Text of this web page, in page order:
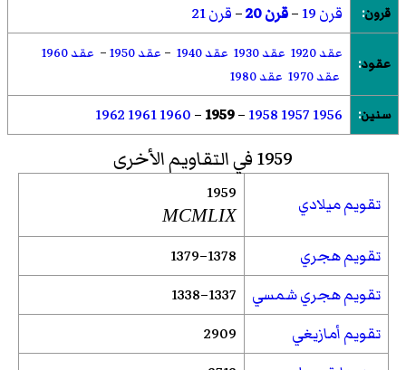
قرون: قرن 19 –قرن 20 –قرن 21
عقود:
عقد 1920 عقد 1930 عقد 1940 – عقد 1950 – عقد 1960
عقد 1970
عقد 1980
سنين:
1956
1957
1958
–
1959
–
1960
1961
1962
1959 في التقاويم الأخرى
تقويم ميلادي 1959
MCMLIX
تقويم هجري
1378–1379
تقويم هجري شمسي
1337–1338
تقويم أمازيغي
2909